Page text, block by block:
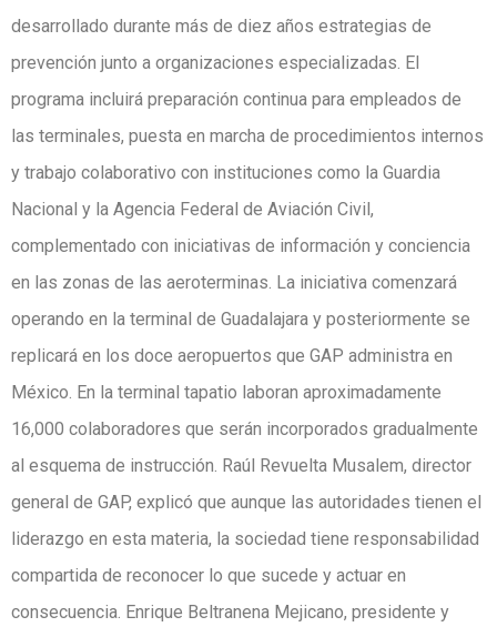
desarrollado durante más de diez años estrategias de
prevención junto a organizaciones especializadas. El
programa incluirá preparación continua para empleados de
las terminales, puesta en marcha de procedimientos internos
y trabajo colaborativo con instituciones como la Guardia
Nacional y la Agencia Federal de Aviación Civil,
complementado con iniciativas de información y conciencia
en las zonas de las aeroterminas. La iniciativa comenzará
operando en la terminal de Guadalajara y posteriormente se
replicará en los doce aeropuertos que GAP administra en
México. En la terminal tapatio laboran aproximadamente
16,000 colaboradores que serán incorporados gradualmente
al esquema de instrucción. Raúl Revuelta Musalem, director
general de GAP, explicó que aunque las autoridades tienen el
liderazgo en esta materia, la sociedad tiene responsabilidad
compartida de reconocer lo que sucede y actuar en
consecuencia. Enrique Beltranena Mejicano, presidente y